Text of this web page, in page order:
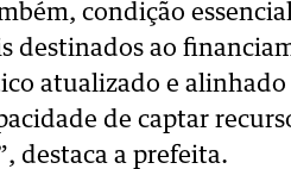
condição
destinados ao
atualizado e alinhado
de captar
destaca a prefeita.